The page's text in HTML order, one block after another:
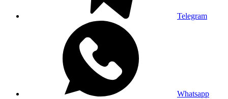
Telegram
Whatsapp